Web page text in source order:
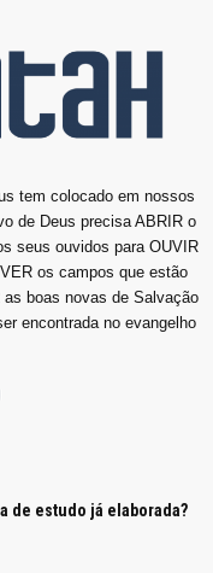
tem colocado em nossos
de Deus precisa ABRIR o
seus ouvidos para OUVIR
os campos que estão
boas novas de Salvação
encontrada no evangelho
de estudo já elaborada?